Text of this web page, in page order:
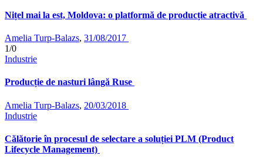
Nițel mai la est, Moldova: o platformă de producție atractivă
Amelia Turp-Balazs, 31/08/2017
1/0
Industrie
Producție de nasturi lângă Ruse
Amelia Turp-Balazs, 20/03/2018
Industrie
Călătorie în procesul de selectare a soluției PLM (Product
Lifecycle Management)